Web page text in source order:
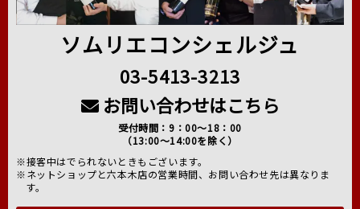
ソムリエコンシェルジュ
03-5413-3213
お問い合わせはこちら
受付時間：9：00～18：00
（13:00～14:00を除く）
※接客中はでられないときもございます。
※ネットショップと六本木店の営業時間、お問い合わせ先は異なりま
す。